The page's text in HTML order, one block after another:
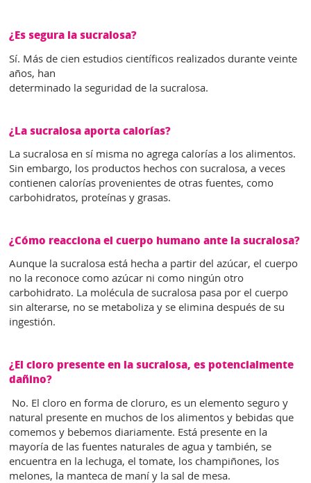
¿Es segura la sucralosa?
Sí. Más de cien estudios científicos realizados durante veinte
años, han
determinado la seguridad de la sucralosa.
¿La sucralosa aporta calorías?
La sucralosa en sí misma no agrega calorías a los alimentos.
Sin embargo, los productos hechos con sucralosa, a veces
contienen calorías provenientes de otras fuentes, como
carbohidratos, proteínas y grasas.
¿Cómo reacciona el cuerpo humano ante la sucralosa?
Aunque la sucralosa está hecha a partir del azúcar, el cuerpo
no la reconoce como azúcar ni como ningún otro
carbohidrato. La molécula de sucralosa pasa por el cuerpo
sin alterarse, no se metaboliza y se elimina después de su
ingestión.
¿El cloro presente en la sucralosa, es potencialmente
dañino?
No. El cloro en forma de cloruro, es un elemento seguro y
natural presente en muchos de los alimentos y bebidas que
comemos y bebemos diariamente. Está presente en la
mayoría de las fuentes naturales de agua y también, se
encuentra en la lechuga, el tomate, los champiñones, los
melones, la manteca de maní y la sal de mesa.